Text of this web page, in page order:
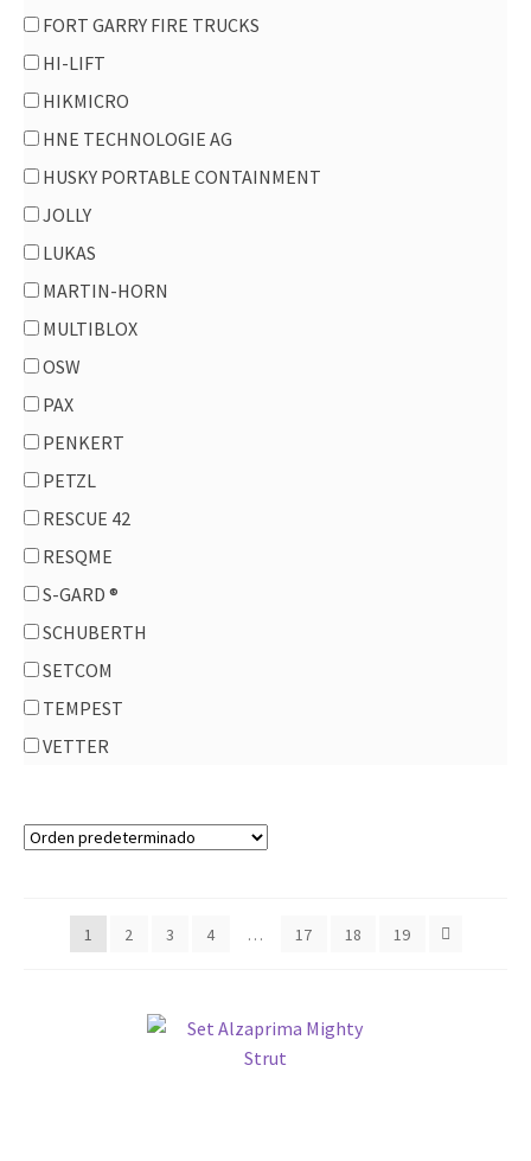
Reciclaje Industrial
Rescate Pesado
Sistemas de Encarrilamiento / Enrelamiento
Tapa Fugas
Material de extinción
Aplicación de espuma
CAFS
Mangueras de Combate Incendios
Mangueras Forestales
Pitones
Pitones monitores
Repuestos y Accesorios
Material forestal
Botas
Herramientas
Material Mayor
Accesorios
Mini Pumper
Accesorios
Cojines de Rescate
Rescate en Altura
FORT GARRY FIRE TRUCKS
HI-LIFT
HIKMICRO
HNE TECHNOLOGIE AG
HUSKY PORTABLE CONTAINMENT
JOLLY
LUKAS
MARTIN-HORN
MULTIBLOX
OSW
PAX
PENKERT
PETZL
RESCUE 42
RESQME
S-GARD ®
SCHUBERTH
SETCOM
TEMPEST
VETTER
1 2 3 4 … 17 18 19